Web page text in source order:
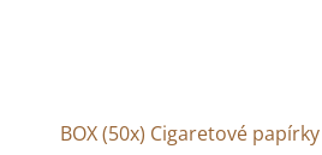
BOX (50x) Cigaretové